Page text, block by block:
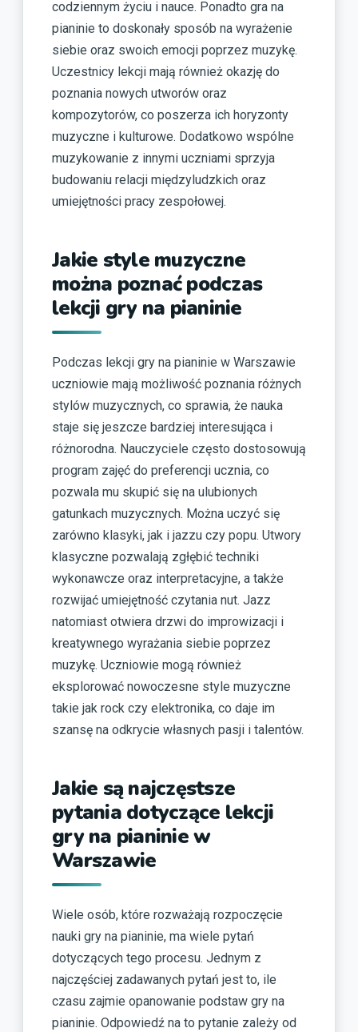
codziennym życiu i nauce. Ponadto gra na
pianinie to doskonały sposób na wyrażenie
siebie oraz swoich emocji poprzez muzykę.
Uczestnicy lekcji mają również okazję do
poznania nowych utworów oraz
kompozytorów, co poszerza ich horyzonty
muzyczne i kulturowe. Dodatkowo wspólne
muzykowanie z innymi uczniami sprzyja
budowaniu relacji międzyludzkich oraz
umiejętności pracy zespołowej.
Jakie style muzyczne
można poznać podczas
lekcji gry na pianinie
Podczas lekcji gry na pianinie w Warszawie
uczniowie mają możliwość poznania różnych
stylów muzycznych, co sprawia, że nauka
staje się jeszcze bardziej interesująca i
różnorodna. Nauczyciele często dostosowują
program zajęć do preferencji ucznia, co
pozwala mu skupić się na ulubionych
gatunkach muzycznych. Można uczyć się
zarówno klasyki, jak i jazzu czy popu. Utwory
klasyczne pozwalają zgłębić techniki
wykonawcze oraz interpretacyjne, a także
rozwijać umiejętność czytania nut. Jazz
natomiast otwiera drzwi do improwizacji i
kreatywnego wyrażania siebie poprzez
muzykę. Uczniowie mogą również
eksplorować nowoczesne style muzyczne
takie jak rock czy elektronika, co daje im
szansę na odkrycie własnych pasji i talentów.
Jakie są najczęstsze
pytania dotyczące lekcji
gry na pianinie w
Warszawie
Wiele osób, które rozważają rozpoczęcie
nauki gry na pianinie, ma wiele pytań
dotyczących tego procesu. Jednym z
najczęściej zadawanych pytań jest to, ile
czasu zajmie opanowanie podstaw gry na
pianinie. Odpowiedź na to pytanie zależy od